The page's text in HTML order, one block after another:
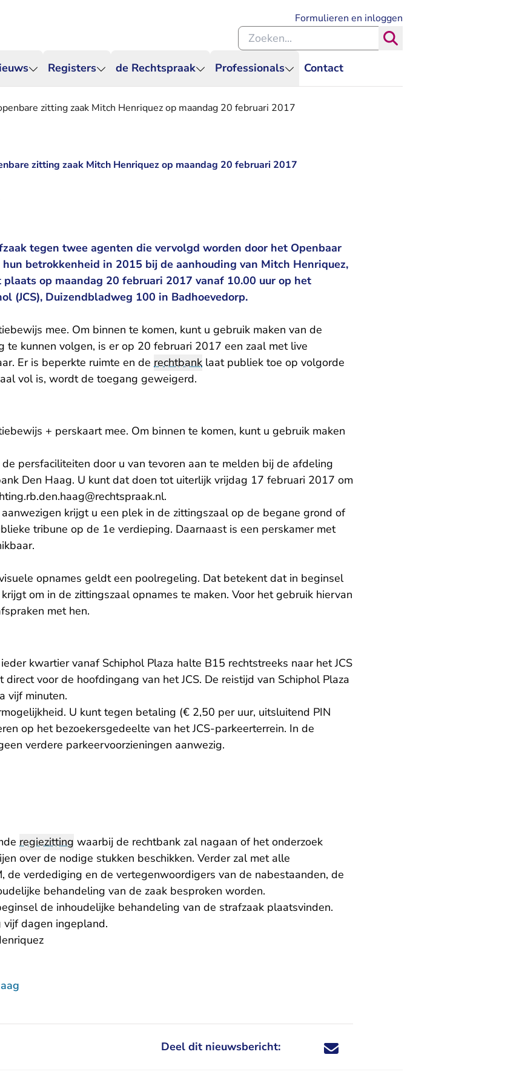
Registers de Rechtspraak Professionals Contact
Formulieren en inloggen
Zoeken binnen de Rechtspraak
zitting zaak Mitch Henriquez op maandag 20 februari 2017
zitting zaak Mitch Henriquez op maandag 20 februari 2017
tegen twee agenten die vervolgd worden door het Openbaar
betrokkenheid in 2015 bij de aanhouding van Mitch Henriquez,
op maandag 20 februari 2017 vanaf 10.00 uur op het
(JCS), Duizendbladweg 100 in Badhoevedorp.
mee. Om binnen te komen, kunt u gebruik maken van de
te kunnen volgen, is er op 20 februari 2017 een zaal met live
Er is beperkte ruimte en de rechtbank laat publiek toe op volgorde
vol is, wordt de toegang geweigerd.
+ perskaart mee. Om binnen te komen, kunt u gebruik maken
persfaciliteiten door u van tevoren aan te melden bij de afdeling
Den Haag. U kunt dat doen tot uiterlijk vrijdag 17 februari 2017 om
krijgt u een plek in de zittingszaal op de begane grond of
tribune op de 1e verdieping. Daarnaast is een perskamer met
opnames geldt een poolregeling. Dat betekent dat in beginsel
om in de zittingszaal opnames te maken. Voor het gebruik hiervan
met hen.
kwartier vanaf Schiphol Plaza halte B15 rechtstreeks naar het JCS
direct voor de hoofdingang van het JCS. De reistijd van Schiphol Plaza
vijf minuten.
U kunt tegen betaling (€ 2,50 per uur, uitsluitend PIN
op het bezoekersgedeelte van het JCS-parkeerterrein. In de
verdere parkeervoorzieningen aanwezig.
regiezitting waarbij de rechtbank zal nagaan of het onderzoek
over de nodige stukken beschikken. Verder zal met alle
de verdediging en de vertegenwoordigers van de nabestaanden, de
behandeling van de zaak besproken worden.
de inhoudelijke behandeling van de strafzaak plaatsvinden.
vijf dagen ingepland.
Deel dit nieuwsbericht: Deel dit nieuwsbericht via X - U verlaat
Deel dit nieuwsbericht via Facebook - U
Deel dit nieuwsbericht via e-mail
Deel dit nieuwsbericht via LinkedIn - U